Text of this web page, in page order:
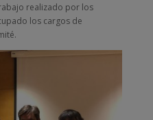
realizado por los
los cargos de